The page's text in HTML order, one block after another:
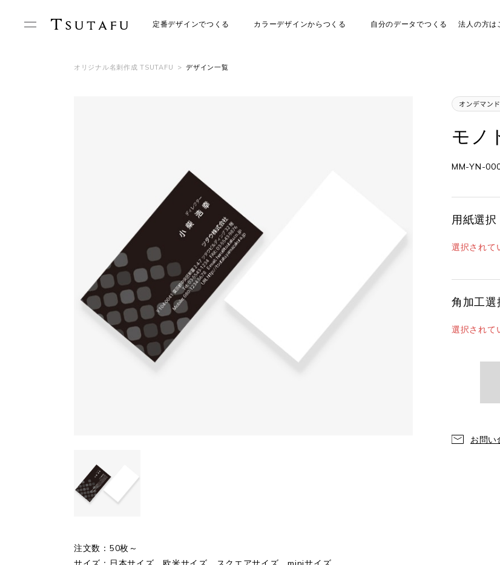
定番デザインでつくる カラーデザインからつくる 自分のデータでつくる 法人の方は
オリジナル名刺作成 TSUTAFU > デザイン一覧
注文数：50枚～
モノ
MM-YN-
用紙選択
選択されて
角加工選
選択されて
お問い